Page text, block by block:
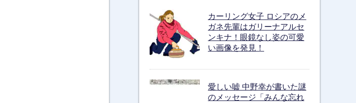
カーリング女子 ロシアのメ
ガネ先輩はガリーナアルセ
ンキナ！眼鏡なし姿の可愛
い画像を発見！
愛しい嘘 中野幸が書いた謎
のメッセージ「みんな忘れ